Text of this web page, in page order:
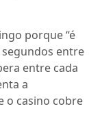
porque “é
segundos entre
entre cada
a
o casino cobre